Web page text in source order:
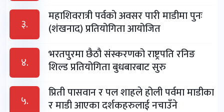
३.
महाशिवरात्री पर्वको अवसर पारी माडीमा पुनः
(शंखनाद) प्रतियोगिता आयोजित
४.
भरतपुरमा छैठौ संस्करणको राष्ट्रपति रनिङ
शिल्ड प्रतियोगिता बुधबारबाट सुरु
५.
प्रिती पासवान र पल शाहले होली पर्वमा माडीका
र माडी आएका दर्शकहरुलाई नचाउँने